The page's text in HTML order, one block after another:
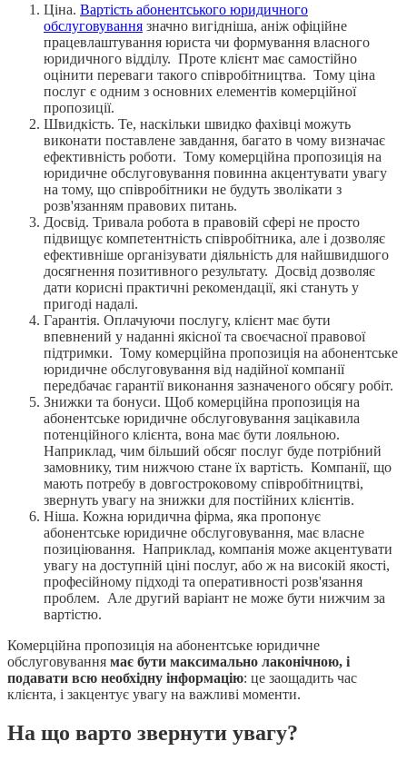
Ціна. Вартість абонентського юридичного
обслуговування значно вигідніша, аніж офіційне
працевлаштування юриста чи формування власного
юридичного відділу. Проте клієнт має самостійно
оцінити переваги такого співробітництва. Тому ціна
послуг є одним з основних елементів комерційної
пропозиції.
Швидкість. Те, наскільки швидко фахівці можуть
виконати поставлене завдання, багато в чому визначає
ефективність роботи. Тому комерційна пропозиція на
юридичне обслуговування повинна акцентувати увагу
на тому, що співробітники не будуть зволікати з
розв'язанням правових питань.
Досвід. Тривала робота в правовій сфері не просто
підвищує компетентність співробітника, але і дозволяє
ефективніше організувати діяльність для найшвидшого
досягнення позитивного результату. Досвід дозволяє
дати корисні практичні рекомендації, які стануть у
пригоді надалі.
Гарантія. Оплачуючи послугу, клієнт має бути
впевнений у наданні якісної та своєчасної правової
підтримки. Тому комерційна пропозиція на абонентське
юридичне обслуговування від надійної компанії
передбачає гарантії виконання зазначеного обсягу робіт.
Знижки та бонуси. Щоб комерційна пропозиція на
абонентське юридичне обслуговування зацікавила
потенційного клієнта, вона має бути лояльною.
Наприклад, чим більший обсяг послуг буде потрібний
замовнику, тим нижчою стане їх вартість. Компанії, що
мають потребу в довгостроковому співробітництві,
звернуть увагу на знижки для постійних клієнтів.
Ніша. Кожна юридична фірма, яка пропонує
абонентське юридичне обслуговування, має власне
позиціювання. Наприклад, компанія може акцентувати
увагу на доступній ціні послуг, або ж на високій якості,
професійному підході та оперативності розв'язання
проблем. Але другий варіант не може бути нижчим за
вартістю.
Комерційна пропозиція на абонентське юридичне
обслуговування має бути максимально лаконічною, і
подавати всю необхідну інформацію: це заощадить час
клієнта, і закцентує увагу на важливі моменти.
На що варто звернути увагу?